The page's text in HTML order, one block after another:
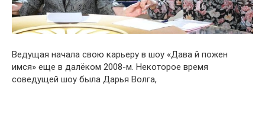
Ведущая начала свою карьеру в шоу «Дава й пожен
имся» еще в далёком 2008-м. Некоторое время
соведущей шоу была Дарья Волга,